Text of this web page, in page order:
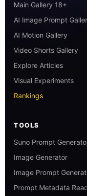
Main Gallery 18+
AI Image Prompt
AI Motion Gallery
Video Shorts Gallery
Explore Articles
Visual Experiments
Rankings
TOOLS
Suno Prompt
Image Generator
Image Prompt
Prompt Metadata